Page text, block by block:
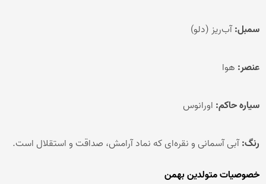
سمبل:آب‌ریز (دلو)
عنصر: هوا
سیاره حاکم: اورانوس
رنگ:آبی آسمانی و نقره‌ای که نماد آرامش، صداقت و استقلال است.
خصوصیات متولدین بهمن